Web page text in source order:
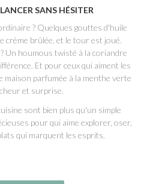
SANS HÉSITER
? Quelques gouttes d'huile
crème brûlée, et le tour est joué.
Un houmous twisté à la coriandre
Et pour ceux qui aiment les
maison parfumée à la menthe verte
et surprise.
sont bien plus qu'un simple
pour qui aime explorer, oser,
qui marquent les esprits.